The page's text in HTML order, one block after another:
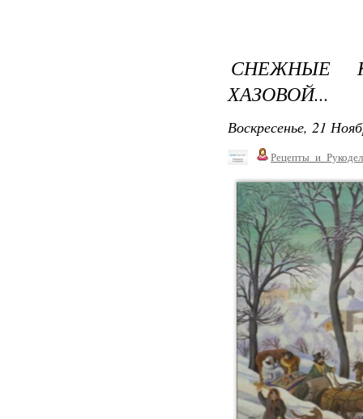
СНЕЖНЫЕ
ХАЗОВОЙ...
Воскресенье, 21